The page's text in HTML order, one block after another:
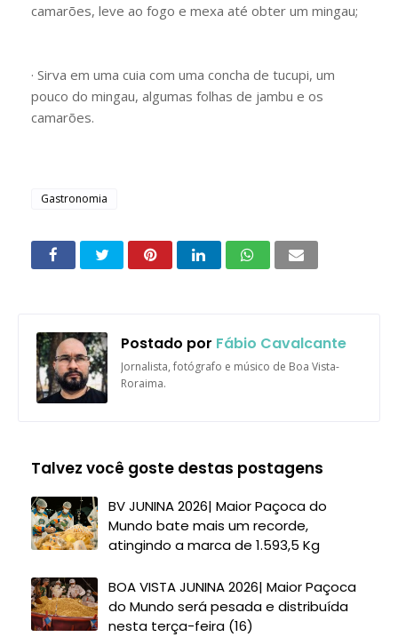
camarões, leve ao fogo e mexa até obter um mingau;
· Sirva em uma cuia com uma concha de tucupi, um
pouco do mingau, algumas folhas de jambu e os
camarões.
Gastronomia
Postado por Fábio Cavalcante
Jornalista, fotógrafo e músico de Boa Vista-
Roraima.
Talvez você goste destas postagens
BV JUNINA 2026| Maior Paçoca do
Mundo bate mais um recorde,
atingindo a marca de 1.593,5 Kg
BOA VISTA JUNINA 2026| Maior Paçoca
do Mundo será pesada e distribuída
nesta terça-feira (16)